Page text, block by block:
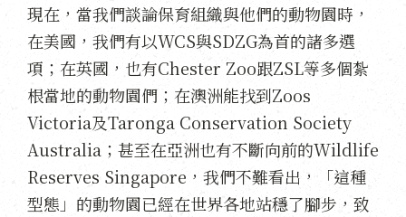
現在，當我們談論保育組織與他們的動物園時，
在美國，我們有以WCS與SDZG為首的諸多選
項；在英國，也有Chester Zoo跟ZSL等多個紮
根當地的動物園們；在澳洲能找到Zoos
Victoria及Taronga Conservation Society
Australia；甚至在亞洲也有不斷向前的Wildlife
Reserves Singapore，我們不難看出，「這種
型態」的動物園已經在世界各地站穩了腳步，致